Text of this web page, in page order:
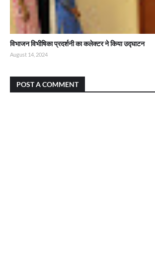
विभाजन विभीषिका प्रदर्शनी का कलेक्टर ने किया उद्घाटन
August 14, 2024
POST A COMMENT